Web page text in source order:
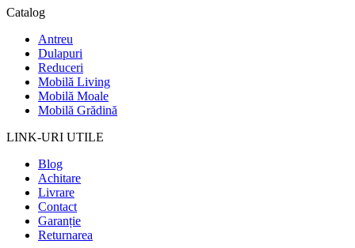
Catalog
Antreu
Dulapuri
Reduceri
Mobilă Living
Mobilă Moale
Mobilă Grădină
LINK-URI UTILE
Blog
Achitare
Livrare
Contact
Garanție
Returnarea